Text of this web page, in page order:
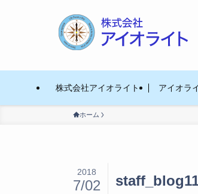
株式会社アイオライト アイオラ
ホーム
2018
7/02